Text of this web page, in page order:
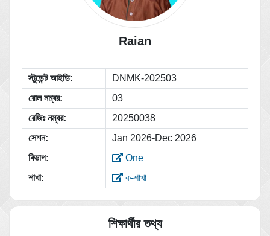
Raian
স্টুডেন্ট আইডি:
DNMK-202503
রোল নম্বর:
03
রেজিঃ নম্বর:
20250038
সেশন:
Jan 2026-Dec 2026
বিভাগ:
One
শাখা:
ক-শাখা
শিক্ষার্থীর তথ্য